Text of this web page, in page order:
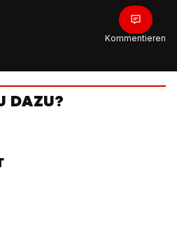
Kommentieren
DAZU?